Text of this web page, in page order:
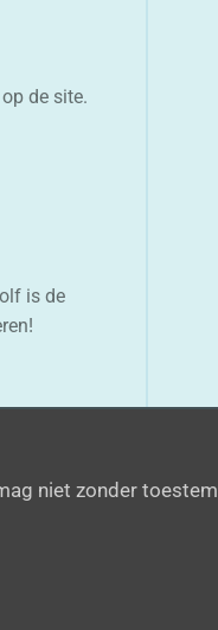
de site.
is de
niet zonder